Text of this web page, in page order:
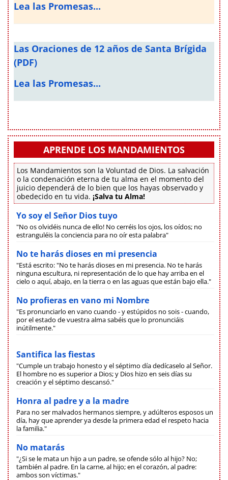
Lea las Promesas...
Las Oraciones de 12 años de Santa Brígida
(PDF)
Lea las Promesas...
APRENDE LOS MANDAMIENTOS
Los Mandamientos son la Voluntad de Dios. La salvación
o la condenación eterna de tu alma en el momento del
juicio dependerá de lo bien que los hayas observado y
obedecido en tu vida. ¡Salva tu Alma!
Yo soy el Señor Dios tuyo
"No os olvidéis nunca de ello! No cerréis los ojos, los oídos; no
estranguléis la conciencia para no oír esta palabra"
No te harás dioses en mi presencia
"Está escrito: "No te harás dioses en mi presencia. No te harás
ninguna escultura, ni representación de lo que hay arriba en el
cielo o aquí, abajo, en la tierra o en las aguas que están bajo ella."
No profieras en vano mi Nombre
"Es pronunciarlo en vano cuando - y estúpidos no sois - cuando,
por el estado de vuestra alma sabéis que lo pronunciáis
inútilmente."
Santifica las fiestas
"Cumple un trabajo honesto y el séptimo día dedícaselo al Señor.
El hombre no es superior a Dios; y Dios hizo en seis días su
creación y el séptimo descansó."
Honra al padre y a la madre
Para no ser malvados hermanos siempre, y adúlteros esposos un
día, hay que aprender ya desde la primera edad el respeto hacia
la familia."
No matarás
"¿Si se le mata un hijo a un padre, se ofende sólo al hijo? No;
también al padre. En la carne, al hijo; en el corazón, al padre:
ambos son víctimas."